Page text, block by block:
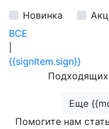
Новинка
ВСЕ
{{signItem.sign}}
Подходящих
Еще
Помогите нам